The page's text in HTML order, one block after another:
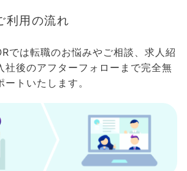
利用の流れ
では転職のお悩みやご相談、求人紹
社後のアフターフォローまで完全無
トいたします。